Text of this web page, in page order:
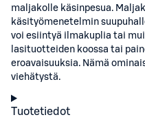
maljakolle käsinpesua.
käsityömenetelmin
voi esiintyä ilmakuplia tai
lasituotteiden koossa tai
eroavaisuuksia. Nämä
viehätystä.
Tuotetiedot